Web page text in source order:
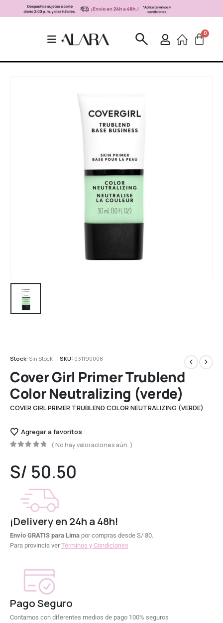
Stock: Sin Stock SKU: 031190008
Cover Girl Primer Trublend
Color Neutralizing (verde)
COVER GIRL PRIMER TRUBLEND COLOR NEUTRALIZING (VERDE)
Agregar a favoritos
( No hay valoraciones aún. )
S/ 50.50
¡Delivery en 24h a 48h!
Envío GRATIS para Lima por compras desde S/ 80.
Para provincia verTérminos y Condiciones
Pago Seguro
Contamos con diferentes medios de pago 100% seguros